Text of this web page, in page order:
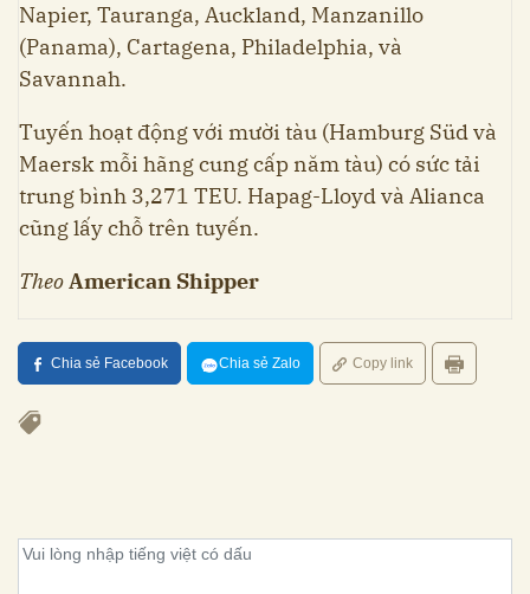
Napier, Tauranga, Auckland, Manzanillo
(Panama), Cartagena, Philadelphia, và
Savannah.
Tuyến hoạt động với mười tàu (Hamburg Süd và
Maersk mỗi hãng cung cấp năm tàu) có sức tải
trung bình 3,271 TEU. Hapag-Lloyd và Alianca
cũng lấy chỗ trên tuyến.
TheoAmerican Shipper
Chia sẻ Facebook Chia sẻ Zalo Copy link